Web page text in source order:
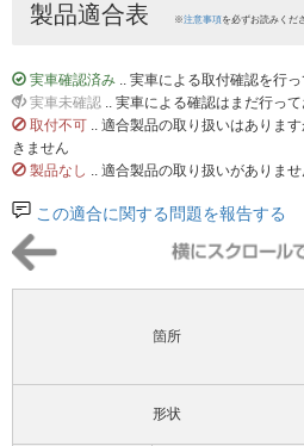
製品適合表 ※注意事項を必ずお読みくだ
実車確認済み .. 実車による取付確認を行
実車未確認 .. 実車による確認はまだ行っ
取付不可 .. 適合製品の取り扱いはありま
きません
製品なし .. 適合製品の取り扱いがありませ
この適合に関する問題を報告する
箇所
形状